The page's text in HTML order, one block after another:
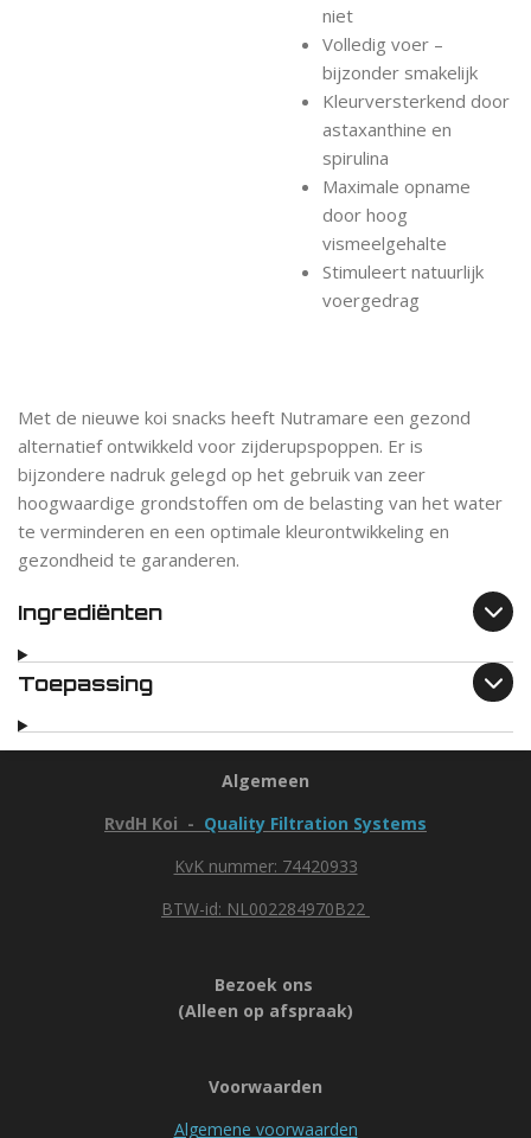
niet
Volledig voer –
bijzonder smakelijk
Kleurversterkend door
astaxanthine en
spirulina
Maximale opname
door hoog
vismeelgehalte
Stimuleert natuurlijk
voergedrag
Met de nieuwe koi snacks heeft Nutramare een gezond
alternatief ontwikkeld voor zijderupspoppen. Er is
bijzondere nadruk gelegd op het gebruik van zeer
hoogwaardige grondstoffen om de belasting van het water
te verminderen en een optimale kleurontwikkeling en
gezondheid te garanderen.
Ingrediënten
Toepassing
Algemeen
RvdH Koi - Quality Filtration Systems
KvK nummer: 74420933
BTW-id: NL002284970B22
Bezoek ons
(Alleen op afspraak)
Voorwaarden
Algemene voorwaarden